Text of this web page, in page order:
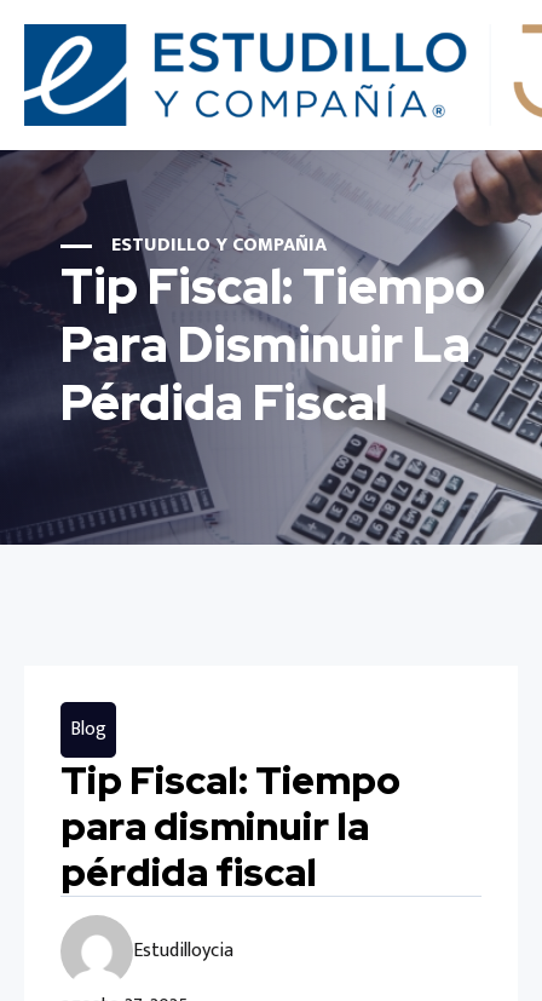
ESTUDILLO Y COMPAÑIA
Tip Fiscal: Tiempo
Para Disminuir La
Pérdida Fiscal
Blog
Tip Fiscal: Tiempo
para disminuir la
pérdida fiscal
Estudilloycia